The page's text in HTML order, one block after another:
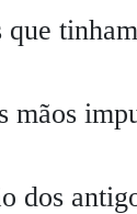
que tinham
mãos
dos